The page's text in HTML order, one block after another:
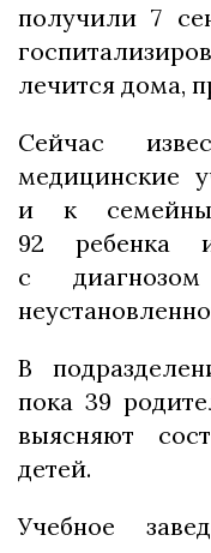
получили 7
лечится дома,
Сейчас
медицинские
и к
92 ребенка
с
В
пока 39
выясняют
детей.
Учебное